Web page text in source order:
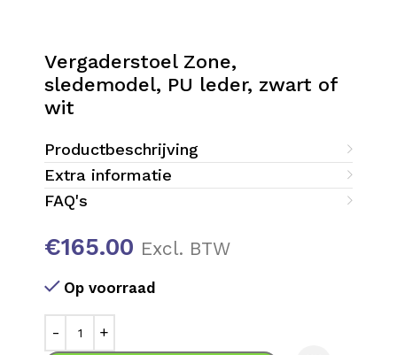
Vergaderstoel Zone,
sledemodel, PU leder, zwart of
wit
Productbeschrijving
Extra informatie
FAQ's
€165.00 Excl. BTW
Op voorraad